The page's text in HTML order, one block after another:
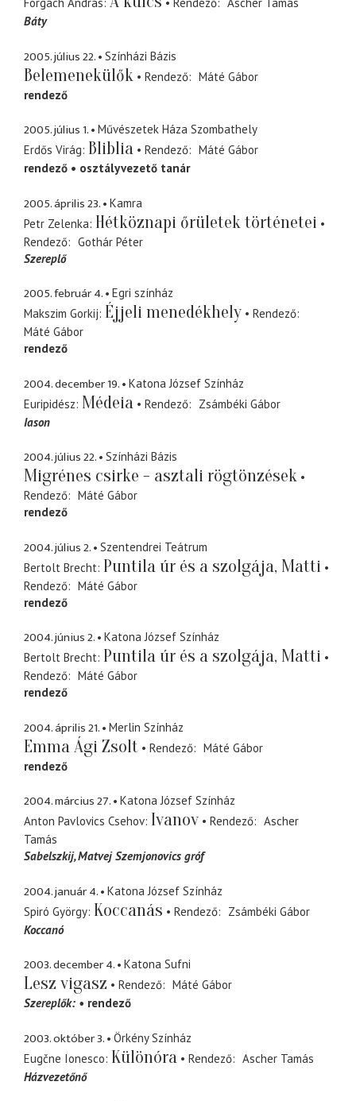
Forgách András
Rendező
Ascher Tamás
Báty
2005. július 22. Színházi Bázis
Belemenekülők Rendező
Máté Gábor
rendező
2005. július 1.
Művészetek Háza Szombathely
Erdős Virág Bliblia Rendező
Máté Gábor
rendező
osztályvezető tanár
2005. április 23.
Kamra
Petr Zelenka Hétköznapi őrületek történetei
Rendező
Gothár Péter
Szereplő
2005. február 4.
Egri színház
Makszim Gorkij Éjjeli menedékhely
Rendező
Máté Gábor
rendező
2004. december 19.
Katona József Színház
Euripidész Médeia Rendező
Zsámbéki Gábor
Iason
2004. július 22. Színházi Bázis
Migrénes csirke - asztali rögtönzések
Rendező
Máté Gábor
rendező
2004. július 2.
Szentendrei Teátrum
Bertolt Brecht Puntila úr és a szolgája, Matti
Rendező
Máté Gábor
rendező
2004. június 2.
Katona József Színház
Bertolt Brecht Puntila úr és a szolgája, Matti
Rendező
Máté Gábor
rendező
2004. április 21. Merlin Színház
Emma Ági Zsolt Rendező
Máté Gábor
rendező
2004. március 27.
Katona József Színház
Anton Pavlovics Csehov Ivanov Rendező
Ascher
Tamás
Sabelszkij Matvej Szemjonovics gróf
2004. január 4.
Katona József Színház
Spiró György Koccanás Rendező
Zsámbéki Gábor
Koccanó
2003. december 4. Katona Sufni
Lesz vigasz Rendező
Máté Gábor
Szereplők:
rendező
2003. október 3.
Örkény Színház
Eugčne Ionesco Különóra Rendező
Ascher Tamás
Házvezetőnő